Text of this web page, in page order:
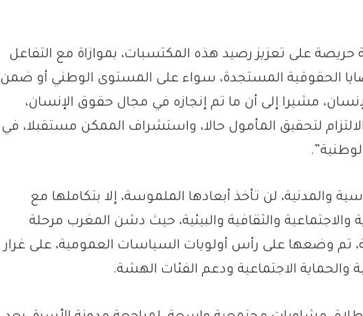
على تعزيز رصيد هذه المكتسبات، بموازاة مع التفاعل
الحقوقية المستجدة، سواء على المستوى الوطني أو ضمن
مشيرا إلى أن ما تم إنجازه في مجال حقوق الإنسان،
لتحقيق المأمول حالا، واستشراف الممكن مستقبلا، في
والمدنية، لن تأخذ أبعادها الملموسة، إلا بتكاملها مع
والثقافية والبيئية، حيث دشن المغرب مرحلة
تم وضعها على رأس أولويات السياسات العمومية، على غرار
الاجتماعية ودعم الفئات الهشة.